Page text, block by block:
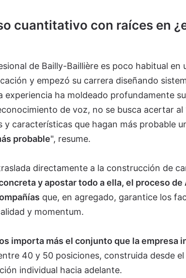
cuantitativo con raíces en
de Bailly-Baillière es poco habitual
y empezó su carrera diseñando
experiencia ha moldeado profundamente
de voz, no se busca acertar al
y características que hagan más probable
probable", resume.
directamente a la construcción de
y apostar todo a ella, el proceso
que, en agregado, garantice los
y momentum.
importa más el conjunto que la empresa
40 y 50 posiciones, construida desde
individual hacia adelante.